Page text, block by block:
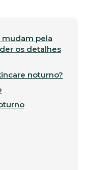
pela
os detalhes
noturno?